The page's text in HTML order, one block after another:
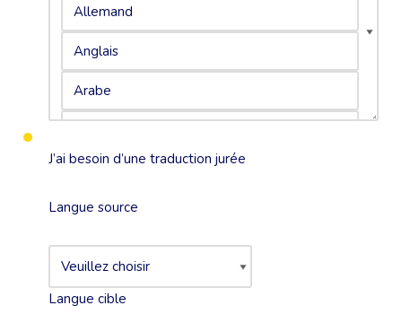
J’ai besoin d’une traduction jurée
Langue source
Langue cible